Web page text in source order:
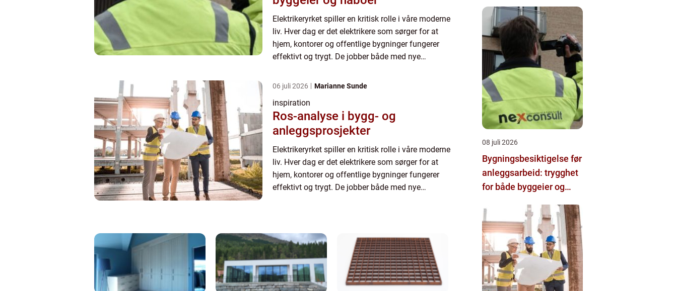
Elektrikeryrket spiller en kritisk rolle i våre moderne
liv. Hver dag er det elektrikere som sørger for at
hjem, kontorer og offentlige bygninger fungerer
effektivt og trygt. De jobber både med nye
06 juli 2026 Marianne Sunde
inspiration
Ros-analyse i bygg- og
anleggsprosjekter
Elektrikeryrket spiller en kritisk rolle i våre moderne
liv. Hver dag er det elektrikere som sørger for at
hjem, kontorer og offentlige bygninger fungerer
effektivt og trygt. De jobber både med nye
08 juli 2026
Bygningsbesiktigelse før
anleggsarbeid: trygghet
for både byggeier og